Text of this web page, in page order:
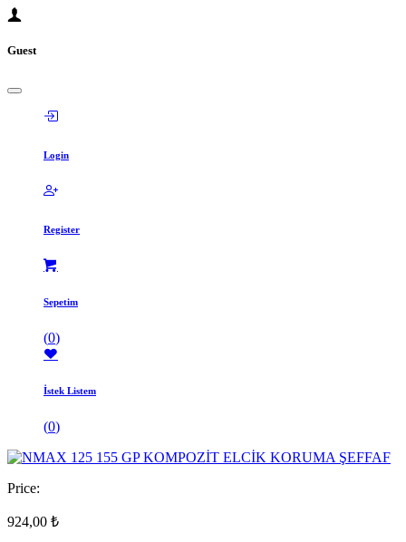
Guest
Login
Register
Sepetim
(0)
İstek Listem
(0)
Price:
924,00 ₺